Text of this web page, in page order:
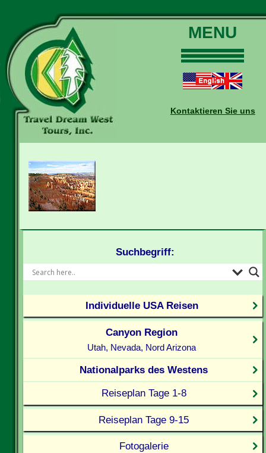
MENU
Touren
Daten und Preise
Buchungen
Kontaktieren Sie uns
Suchbegriff:
Individuelle USA Reisen
Canyon Region
Utah, Nevada, Nord Arizona
Nationalparks des Westens
Reiseplan Tage 1-8
Reiseplan Tage 9-15
Fotogalerie